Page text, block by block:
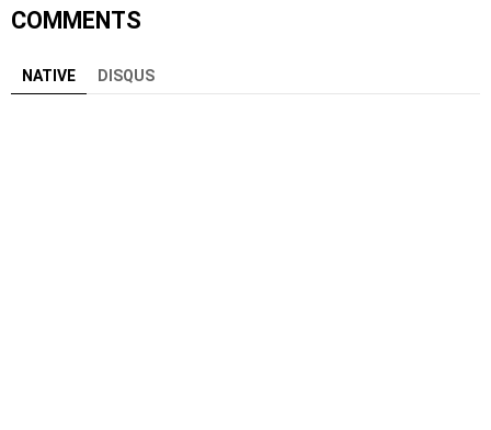
COMMENTS
NATIVE DISQUS